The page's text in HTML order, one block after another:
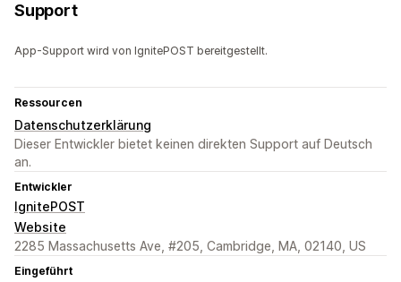
Support
App-Support wird von IgnitePOST bereitgestellt.
Ressourcen
Datenschutzerklärung
Dieser Entwickler bietet keinen direkten Support auf Deutsch
an.
Entwickler
IgnitePOST
Website
2285 Massachusetts Ave, #205, Cambridge, MA, 02140, US
Eingeführt